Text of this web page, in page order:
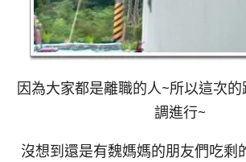
因為大家都是離職的人~所以這次
調進行~
沒想到還是有魏媽媽的朋友們吃剩